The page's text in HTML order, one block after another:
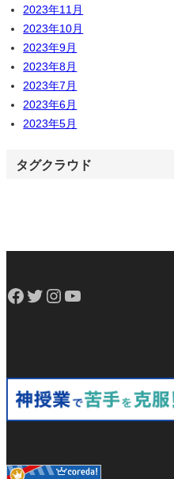
2023年11月
2023年10月
2023年9月
2023年8月
2023年7月
2023年6月
2023年5月
タグクラウド
Facebook Twitter Instagram YouTube